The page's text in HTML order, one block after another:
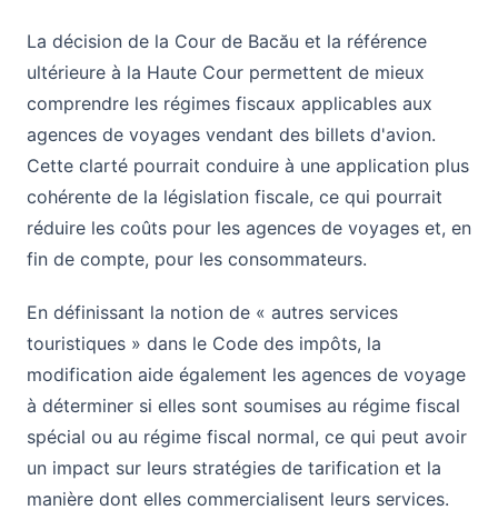
La décision de la Cour de Bacău et la référence
ultérieure à la Haute Cour permettent de mieux
comprendre les régimes fiscaux applicables aux
agences de voyages vendant des billets d'avion.
Cette clarté pourrait conduire à une application plus
cohérente de la législation fiscale, ce qui pourrait
réduire les coûts pour les agences de voyages et, en
fin de compte, pour les consommateurs.
En définissant la notion de « autres services
touristiques » dans le Code des impôts, la
modification aide également les agences de voyage
à déterminer si elles sont soumises au régime fiscal
spécial ou au régime fiscal normal, ce qui peut avoir
un impact sur leurs stratégies de tarification et la
manière dont elles commercialisent leurs services.